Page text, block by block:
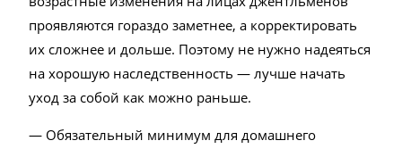
проявляются гораздо заметнее, а корректировать
их сложнее и дольше. Поэтому не нужно надеяться
на хорошую наследственность — лучше начать
уход за собой как можно раньше.
— Обязательный минимум для домашнего